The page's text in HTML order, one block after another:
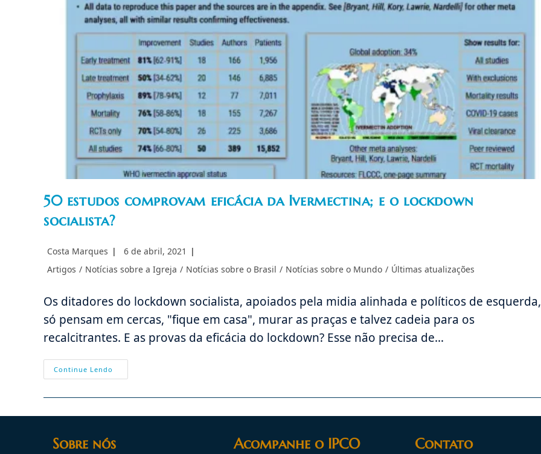
50 estudos comprovam eficácia da Ivermectina; e o lockdown
socialista?
Autor
post:
Costa Marques
Post
6 de abril, 2021
Categoria
Artigos / Notícias sobre a Igreja / Notícias sobre o Brasil / Notícias sobre o Mundo / Últimas atualizações
Os ditadores do lockdown socialista, apoiados pela midia alinhada e políticos de esquerda,
só pensam em cercas, "fique em casa", murar as praças e talvez cadeia para os
recalcitrantes. E as provas da eficácia do lockdown? Esse não precisa de…
Continue Lendo
Estudos
Eficácia
E
Socialista?
Sobre nós Acompanhe o IPCO Contato